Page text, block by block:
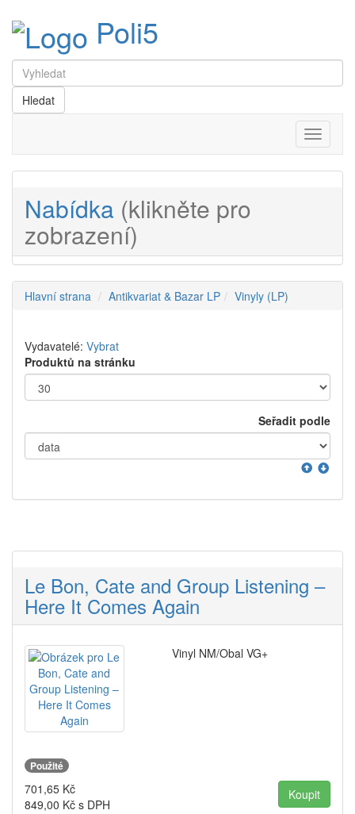
Poli5
Menu
Nabídka (klikněte pro
zobrazení)
Hlavní strana Antikvariat & Bazar LP Vinyly (LP)
Vydavatelé: Vybrat
Produktů na stránku
Seřadit podle
Le Bon, Cate and Group Listening –
Here It Comes Again
Vinyl NM/Obal VG+
Použité
701,65 Kč
849,00 Kč s DPH